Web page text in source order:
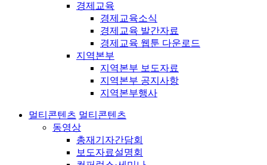
경제교육
경제교육소식
경제교육 발간자료
경제교육 웹툰 다운로드
지역본부
지역본부 보도자료
지역본부 공지사항
지역본부행사
멀티콘텐츠 멀티콘텐츠
동영상
총재기자간담회
보도자료설명회